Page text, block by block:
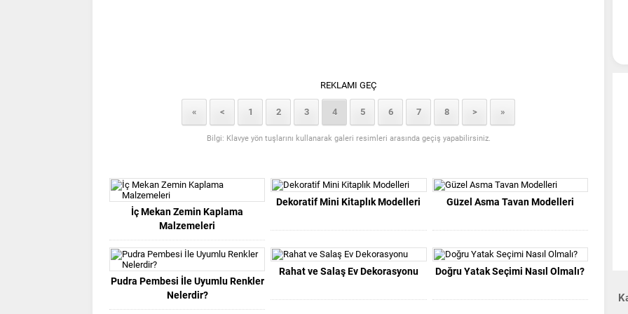
REKLAMI GEÇ
« < 1 2 3 4 5 6 7 8 > »
Bilgi: Klavye yön tuşlarını kullanarak galeri resimleri arasında geçiş yapabilirsiniz.
İç Mekan Zemin Kaplama
Malzemeleri
Dekoratif Mini Kitaplık Modelleri Güzel Asma Tavan Modelleri
Pudra Pembesi İle Uyumlu Renkler
Nelerdir?
Rahat ve Salaş Ev Dekorasyonu Doğru Yatak Seçimi Nasıl Olmalı?